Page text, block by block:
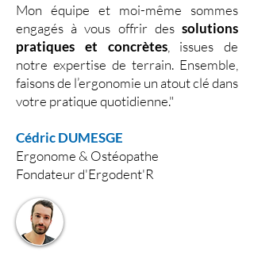
Mon équipe et moi-même sommes
engagés à vous offrir des solutions
pratiques et concrètes, issues de
notre expertise de terrain. Ensemble,
faisons de l’ergonomie un atout clé dans
votre pratique quotidienne."
Cédric DUMESGE
Ergonome & Ostéopathe
Fondateur d'Ergodent'R